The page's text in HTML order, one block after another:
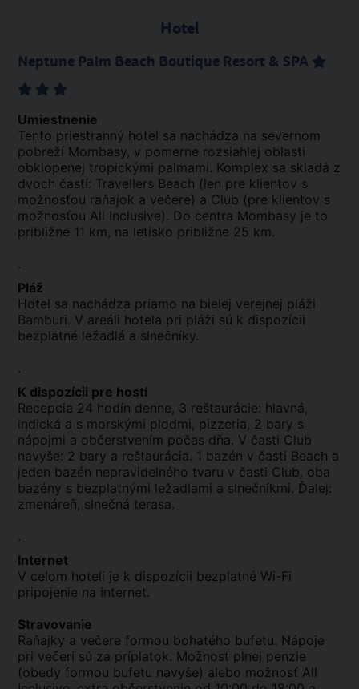
Hotel
Neptune Palm Beach Boutique Resort & SPA
Umiestnenie
Tento priestranný hotel sa nachádza na severnom
pobreží Mombasy, v pomerne rozsiahlej oblasti
obklopenej tropickými palmami. Komplex sa skladá z
dvoch častí: Travellers Beach (len pre klientov s
možnosťou raňajok a večere) a Club (pre klientov s
možnosťou All Inclusive). Do centra Mombasy je to
približne 11 km, na letisko približne 25 km.
.
Pláž
Hotel sa nachádza priamo na bielej verejnej pláži
Bamburi. V areáli hotela pri pláži sú k dispozícii
bezplatné ležadlá a slnečníky.
.
K dispozícii pre hostí
Recepcia 24 hodín denne, 3 reštaurácie: hlavná,
indická a s morskými plodmi, pizzeria, 2 bary s
nápojmi a občerstvením počas dňa. V časti Club
navyše: 2 bary a reštaurácia. 1 bazén v časti Beach a
jeden bazén nepravidelného tvaru v časti Club, oba
bazény s bezplatnými ležadlami a slnečníkmi. Ďalej:
zmenáreň, slnečná terasa.
.
Internet
V celom hoteli je k dispozícii bezplatné Wi-Fi
pripojenie na internet.
Stravovanie
Raňajky a večere formou bohatého bufetu. Nápoje
pri večeri sú za príplatok. Možnosť plnej penzie
(obedy formou bufetu navyše) alebo možnosť All